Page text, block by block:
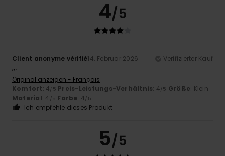
4/5
Client anonyme vérifié14. Februar 2026
Verifizierter Kauf
,,.
Original anzeigen - Français
Komfort: 4 /5 Preis-Leistungs-Verhältnis: 4 /5 Größe: Klein
Material: 4 /5 Farbe: 4 /5
Ich empfehle dieses Produkt
5/5